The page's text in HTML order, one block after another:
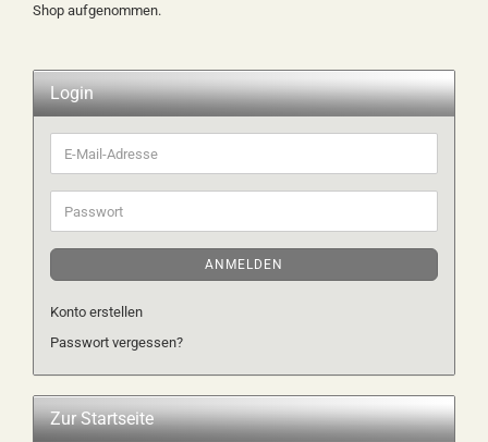
Shop aufgenommen.
Login
E-
Mail-
Adresse
Passwort
ANMELDEN
Konto erstellen
Passwort vergessen?
Zur Startseite